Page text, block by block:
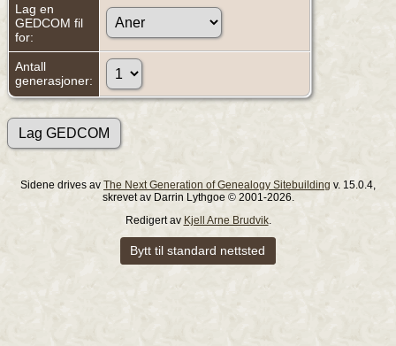
Lag en
GEDCOM fil
for:
Antall
generasjoner:
Sidene drives av The Next Generation of Genealogy Sitebuilding v. 15.0.4,
skrevet av Darrin Lythgoe © 2001-2026.
Redigert av Kjell Arne Brudvik.
Bytt til standard nettsted